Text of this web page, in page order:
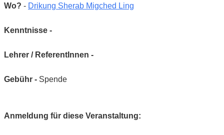
Wo? - Drikung Sherab Migched Ling
Kenntnisse -
Lehrer / ReferentInnen -
Gebühr - Spende
Anmeldung für diese Veranstaltung: